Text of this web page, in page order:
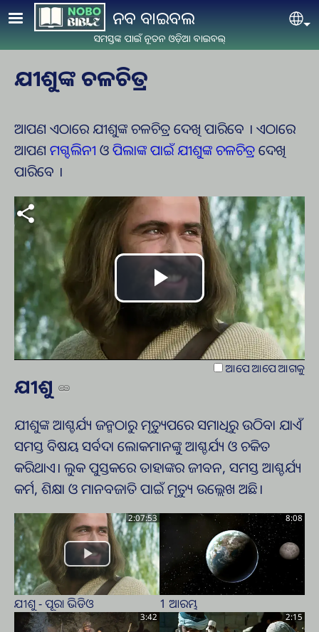
Skip to main contentନବ ବାଇବଲ
ସମସ୍ତଙ୍କ ପାଇଁ ନୂତନ ଓଡ଼ିଆ ବାଇବଲ୍
ଯୀଶୁଙ୍କ ଚଳଚିତ୍ର
ଆପଣ ଏଠାରେ ଯୀଶୁଙ୍କ ଚଳଚିତ୍ର ଦେଖି ପାରିବେ । ଏଠାରେ
ଆପଣ ମଗ୍ଦଲିନୀ ଓପିଲାଙ୍କ ପାଇଁ ଯୀଶୁଙ୍କ ଚଳଚିତ୍ରଦେଖି
ପାରିବେ ।
Play
Video
ଆପେ ଆପେ ଆଗକୁ
ଯୀଶୁ
ଯୀଶୁଙ୍କ ଆଶ୍ଚର୍ଯ୍ୟ ଜନ୍ମଠାରୁ ମୃତ୍ୟୁପରେ ସମାଧିରୁ ଉଠିବା ଯାଏଁ
ସମସ୍ତ ବିଷୟ ସର୍ବଦା ଲୋକମାନଙ୍କୁ ଆଶ୍ଚର୍ଯ୍ୟ ଓ ଚକିତ
କରିଥାଏ। ଲୁକ ପୁସ୍ତକରେ ତାହାଙ୍କର ଜୀବନ, ସମସ୍ତ ଆଶ୍ଚର୍ଯ୍ୟ
କର୍ମ, ଶିକ୍ଷା ଓ ମାନବଜାତି ପାଇଁ ମୃତ୍ୟୁ ଉଲ୍ଲେଖ ଅଛି।
2:07:53
ଯୀଶୁ - ପୂରା ଭିଡିଓ
8:08
1 ଆରମ୍ଭ
3:42 2:15